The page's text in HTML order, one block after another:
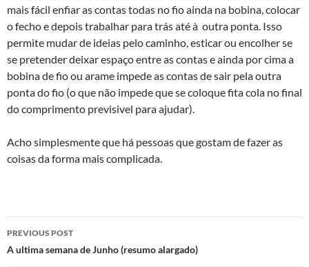
mais fácil enfiar as contas todas no fio ainda na bobina, colocar
o fecho e depois trabalhar para trás até à outra ponta. Isso
permite mudar de ideias pelo caminho, esticar ou encolher se
se pretender deixar espaço entre as contas e ainda por cima a
bobina de fio ou arame impede as contas de sair pela outra
ponta do fio (o que não impede que se coloque fita cola no final
do comprimento previsivel para ajudar).
Acho simplesmente que há pessoas que gostam de fazer as
coisas da forma mais complicada.
Post
navigation
PREVIOUS POST
A ultima semana de Junho (resumo alargado)